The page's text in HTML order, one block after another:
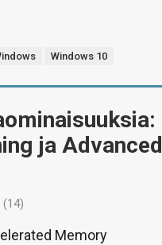
Windows 10
ja Advanced
Memory